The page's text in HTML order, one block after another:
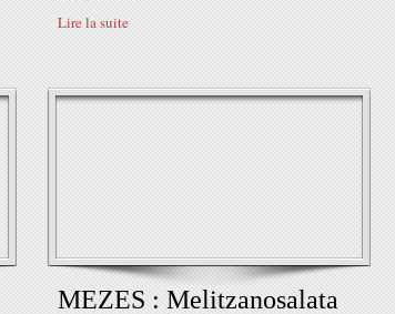
Lire la suite
MEZES : Melitzanosalata